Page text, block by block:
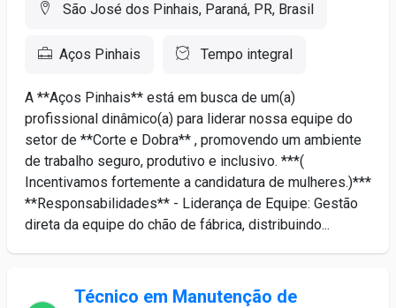
São José dos Pinhais, Paraná, PR, Brasil
Aços Pinhais Tempo integral
A **Aços Pinhais** está em busca de um(a)
profissional dinâmico(a) para liderar nossa equipe do
setor de **Corte e Dobra** , promovendo um ambiente
de trabalho seguro, produtivo e inclusivo. ***(
Incentivamos fortemente a candidatura de mulheres.)***
**Responsabilidades** - Liderança de Equipe: Gestão
direta da equipe do chão de fábrica, distribuindo...
Técnico em Manutenção de